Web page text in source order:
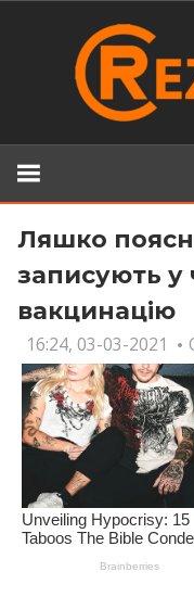
Ляшко
записують у
вакцинацію
16:24, 03-03-2021